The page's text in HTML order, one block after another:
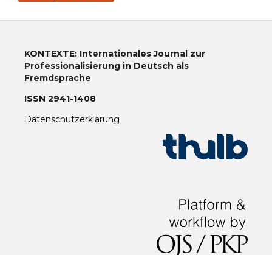
KONTEXTE: Internationales Journal zur
Professionalisierung in Deutsch als
Fremdsprache
ISSN 2941-1408
Datenschutzerklärung